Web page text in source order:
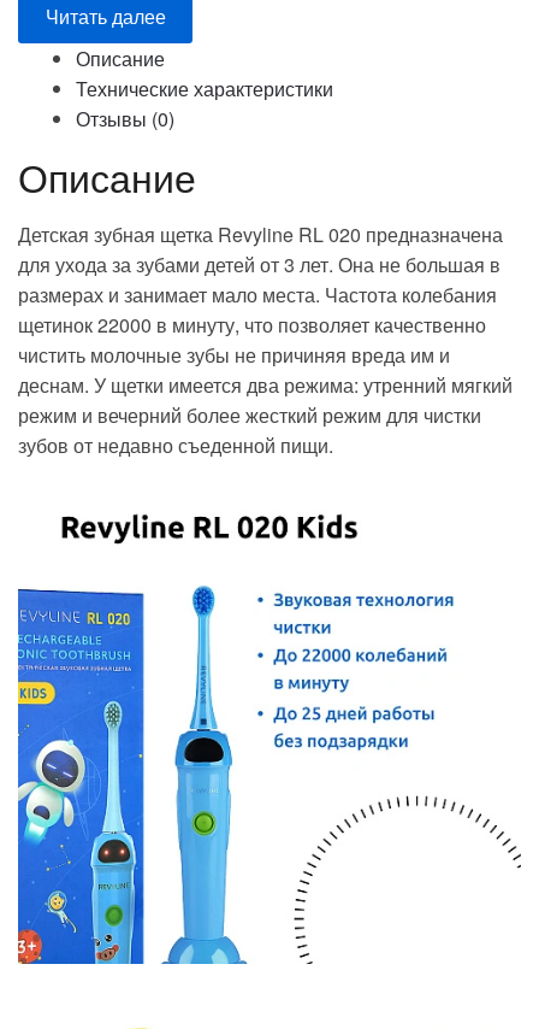
Читать далее
Описание
Технические характеристики
Отзывы (0)
Описание
Детская зубная щетка Revyline RL 020 предназначена
для ухода за зубами детей от 3 лет. Она не большая в
размерах и занимает мало места. Частота колебания
щетинок 22000 в минуту, что позволяет качественно
чистить молочные зубы не причиняя вреда им и
деснам. У щетки имеется два режима: утренний мягкий
режим и вечерний более жесткий режим для чистки
зубов от недавно съеденной пищи.